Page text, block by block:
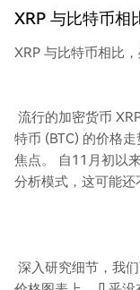
XRP 与比特币相
XRP 与比特币相比
流行的加密货币
特币 (BTC) 的价格
焦点。 自11月初以
分析模式，这可能还
深入研究细节，我